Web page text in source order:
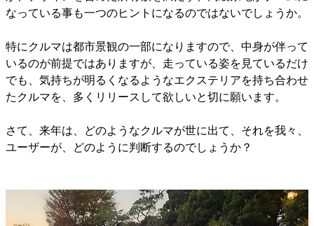
なっている事も一つのヒントになるのではないでしょうか。
特にクルマは都市景観の一部になりますので、中身が伴って
いるのが前提ではありますが、走っている姿を見ているだけ
でも、気持ちが明るくなるようなエクステリアを持ち合わせ
たクルマを、多くリリースして欲しいと切に願います。
さて、来年は、どのようなクルマが世に出て、それを我々、
ユーザーが、どのように判断するのでしょうか？